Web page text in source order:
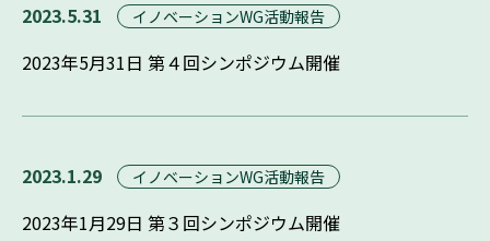
2023.5.31 イノベーションWG活動報告
2023年5月31日 第４回シンポジウム開催
2023.1.29 イノベーションWG活動報告
2023年1月29日 第３回シンポジウム開催